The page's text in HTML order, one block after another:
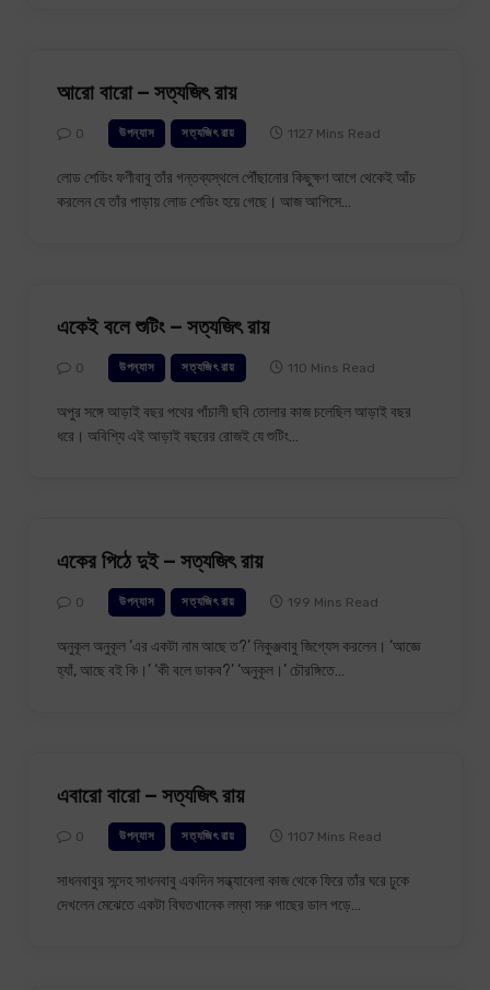
আরো বারো – সত্যজিৎ রায়
0 উপন্যাস সত্যজিৎ রায় 1127 Mins Read
লোড শেডিং ফণীবাবু তাঁর গন্তব্যস্থলে পৌঁছানোর কিছুক্ষণ আগে থেকেই আঁচ
করলেন যে তাঁর পাড়ায় লোড শেডিং হয়ে গেছে। আজ আপিসে…
একেই বলে শুটিং – সত্যজিৎ রায়
0 উপন্যাস সত্যজিৎ রায় 110 Mins Read
অপুর সঙ্গে আড়াই বছর পথের পাঁচালী ছবি তোলার কাজ চলেছিল আড়াই বছর
ধরে। অবিশ্যি এই আড়াই বছরের রোজই যে শুটিং…
একের পিঠে দুই – সত্যজিৎ রায়
0 উপন্যাস সত্যজিৎ রায় 199 Mins Read
অনুকূল অনুকূল ‘এর একটা নাম আছে ত?’ নিকুঞ্জবাবু জিগ্যেস করলেন। ‘আজ্ঞে
হ্যাঁ, আছে বই কি।’ ‘কী বলে ডাকব?’ ‘অনুকূল।’ চৌরঙ্গিতে…
এবারো বারো – সত্যজিৎ রায়
0 উপন্যাস সত্যজিৎ রায় 1107 Mins Read
সাধনবাবুর সন্দেহ সাধনবাবু একদিন সন্ধ্যাবেলা কাজ থেকে ফিরে তাঁর ঘরে ঢুকে
দেখলেন মেঝেতে একটা বিঘতখানেক লম্বা সরু গাছের ডাল পড়ে…